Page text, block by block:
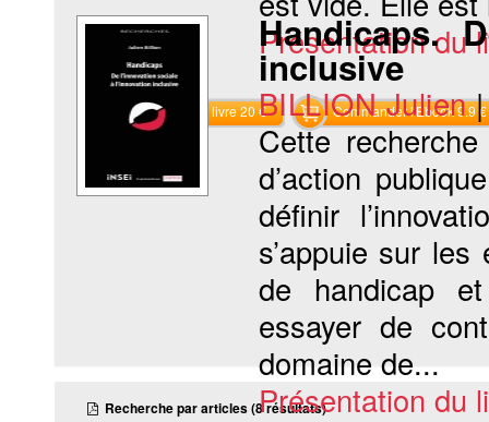
Présentation du
Commander le livre 20 € Commander l'Ebook 9.9 €
Handicaps.
inclusive
BILLION Julien
Cette
d’action
définir
s’appuie sur
de handicap
essayer de
domaine de...
Présentation du
Recherche par articles (8 résultats)